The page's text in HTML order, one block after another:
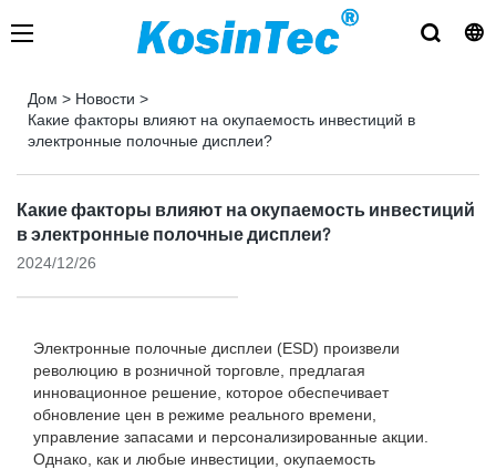
Дом > Новости >
Какие факторы влияют на окупаемость инвестиций в
электронные полочные дисплеи?
Какие факторы влияют на окупаемость инвестиций
в электронные полочные дисплеи?
2024/12/26
Электронные полочные дисплеи (ESD) произвели
революцию в розничной торговле, предлагая
инновационное решение, которое обеспечивает
обновление цен в режиме реального времени,
управление запасами и персонализированные акции.
Однако, как и любые инвестиции, окупаемость